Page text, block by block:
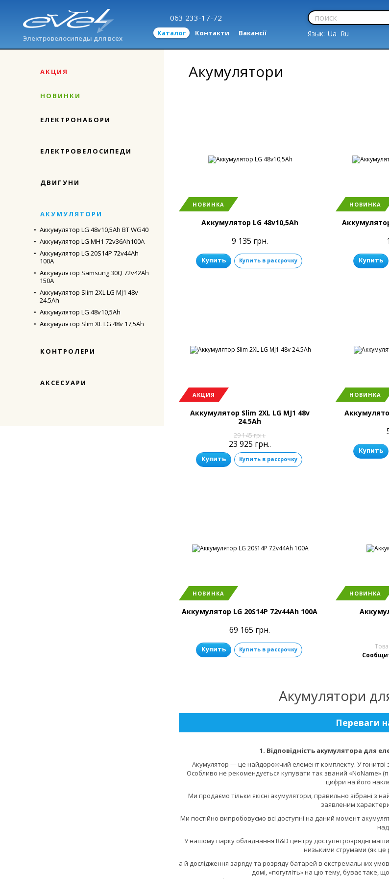
Электровелосипеды для всех
063 233-17-72
Каталог Контакти Вакансії Язык: Ua Ru
Акумулятори
НОВИНКА
Аккумулятор LG 48v10,5Ah
9 135 грн.
Купить Купить в рассрочку
НОВИНКА
Купить
АКЦИЯ
Аккумулятор Slim 2XL LG MJ1 48v
24.5Ah
29 145 грн.
23 925 грн..
Купить Купить в рассрочку
НОВИНКА
Купить
НОВИНКА
Аккумулятор LG 20S14P 72v44Ah 100A
69 165 грн.
Купить Купить в рассрочку
НОВИНКА
Акумулятори
Переваги
1. Відповідність акумулятора для
Акумулятор — це найдорожчий елемент комплекту. У
Особливо не рекомендується купувати так званий «NoName»
цифри на його
Ми продаємо тільки якісні акумулятори, правильно зібрані з
заявленим
Ми постійно випробовуємо всі доступні на даний момент
У нашому парку обладнання R&D центру доступні розрядні
низькими струмами (як це
а й дослідження заряду та розряду батарей в екстремальних
домі, «погугліть» на цю тему, буває таке,
АКЦИЯ
НОВИНКИ
ЕЛЕКТРОНАБОРИ
ЕЛЕКТРОВЕЛОСИПЕДИ
ДВИГУНИ
АКУМУЛЯТОРИ
Аккумулятор LG 48v10,5Ah BT WG40
Аккумулятор LG MH1 72v36Ah100A
Аккумулятор LG 20S14P 72v44Ah
100A
Аккумулятор Samsung 30Q 72v42Ah
150A
Аккумулятор Slim 2XL LG MJ1 48v
24.5Ah
Аккумулятор LG 48v10,5Ah
Аккумулятор Slim XL LG 48v 17,5Ah
КОНТРОЛЕРИ
АКСЕСУАРИ